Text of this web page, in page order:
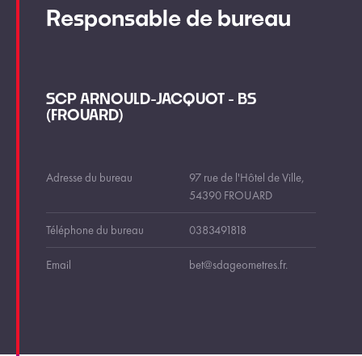
Responsable de bureau
SCP ARNOULD-JACQUOT - BS
(FROUARD)
Adresse du bureau
97 rue de l'Hôtel de Ville,
54390 FROUARD
Téléphone du bureau 0383491818
Email bet@sdageometres.fr.